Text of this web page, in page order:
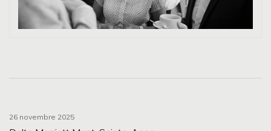
26 novembre 2025